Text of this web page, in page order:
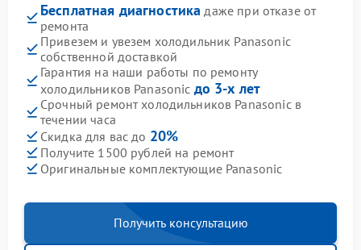
Бесплатная диагностика даже при отказе от
ремонта
Привезем и увезем холодильник Panasonic
собственной доставкой
Гарантия на наши работы по ремонту
холодильников Panasonic до 3-х лет
Срочный ремонт холодильников Panasonic в
течении часа
Скидка для вас до 20%
Получите 1500 рублей на ремонт
Оригинальные комплектующие Panasonic
Получить консультацию